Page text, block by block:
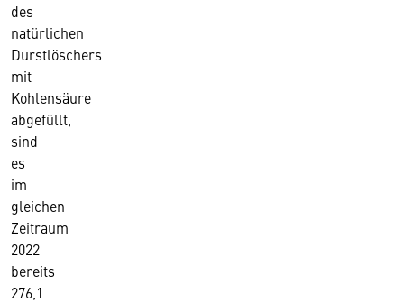
des
natürlichen
Durstlöschers
mit
Kohlensäure
abgefüllt,
sind
es
im
gleichen
Zeitraum
2022
bereits
276,1